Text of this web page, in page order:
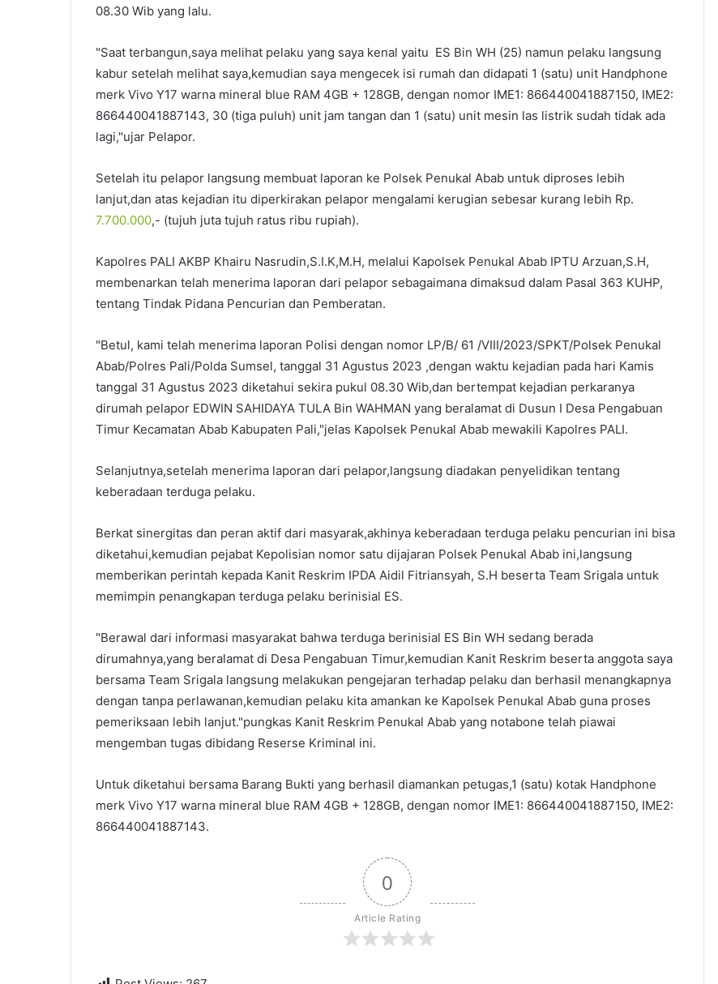
08.30 Wib yang lalu.
"Saat terbangun,saya melihat pelaku yang saya kenal yaitu ES Bin WH (25) namun pelaku langsung
kabur setelah melihat saya,kemudian saya mengecek isi rumah dan didapati 1 (satu) unit Handphone
merk Vivo Y17 warna mineral blue RAM 4GB + 128GB, dengan nomor IME1: 866440041887150, IME2:
866440041887143, 30 (tiga puluh) unit jam tangan dan 1 (satu) unit mesin las listrik sudah tidak ada
lagi,"ujar Pelapor.
Setelah itu pelapor langsung membuat laporan ke Polsek Penukal Abab untuk diproses lebih
lanjut,dan atas kejadian itu diperkirakan pelapor mengalami kerugian sebesar kurang lebih Rp.
7.700.000,- (tujuh juta tujuh ratus ribu rupiah).
Kapolres PALI AKBP Khairu Nasrudin,S.I.K,M.H, melalui Kapolsek Penukal Abab IPTU Arzuan,S.H,
membenarkan telah menerima laporan dari pelapor sebagaimana dimaksud dalam Pasal 363 KUHP,
tentang Tindak Pidana Pencurian dan Pemberatan.
"Betul, kami telah menerima laporan Polisi dengan nomor LP/B/ 61 /VIII/2023/SPKT/Polsek Penukal
Abab/Polres Pali/Polda Sumsel, tanggal 31 Agustus 2023 ,dengan waktu kejadian pada hari Kamis
tanggal 31 Agustus 2023 diketahui sekira pukul 08.30 Wib,dan bertempat kejadian perkaranya
dirumah pelapor EDWIN SAHIDAYA TULA Bin WAHMAN yang beralamat di Dusun I Desa Pengabuan
Timur Kecamatan Abab Kabupaten Pali,"jelas Kapolsek Penukal Abab mewakili Kapolres PALI.
Selanjutnya,setelah menerima laporan dari pelapor,langsung diadakan penyelidikan tentang
keberadaan terduga pelaku.
Berkat sinergitas dan peran aktif dari masyarak,akhinya keberadaan terduga pelaku pencurian ini bisa
diketahui,kemudian pejabat Kepolisian nomor satu dijajaran Polsek Penukal Abab ini,langsung
memberikan perintah kepada Kanit Reskrim IPDA Aidil Fitriansyah, S.H beserta Team Srigala untuk
memimpin penangkapan terduga pelaku berinisial ES.
"Berawal dari informasi masyarakat bahwa terduga berinisial ES Bin WH sedang berada
dirumahnya,yang beralamat di Desa Pengabuan Timur,kemudian Kanit Reskrim beserta anggota saya
bersama Team Srigala langsung melakukan pengejaran terhadap pelaku dan berhasil menangkapnya
dengan tanpa perlawanan,kemudian pelaku kita amankan ke Kapolsek Penukal Abab guna proses
pemeriksaan lebih lanjut."pungkas Kanit Reskrim Penukal Abab yang notabone telah piawai
mengemban tugas dibidang Reserse Kriminal ini.
Untuk diketahui bersama Barang Bukti yang berhasil diamankan petugas,1 (satu) kotak Handphone
merk Vivo Y17 warna mineral blue RAM 4GB + 128GB, dengan nomor IME1: 866440041887150, IME2:
866440041887143.
0
Article Rating